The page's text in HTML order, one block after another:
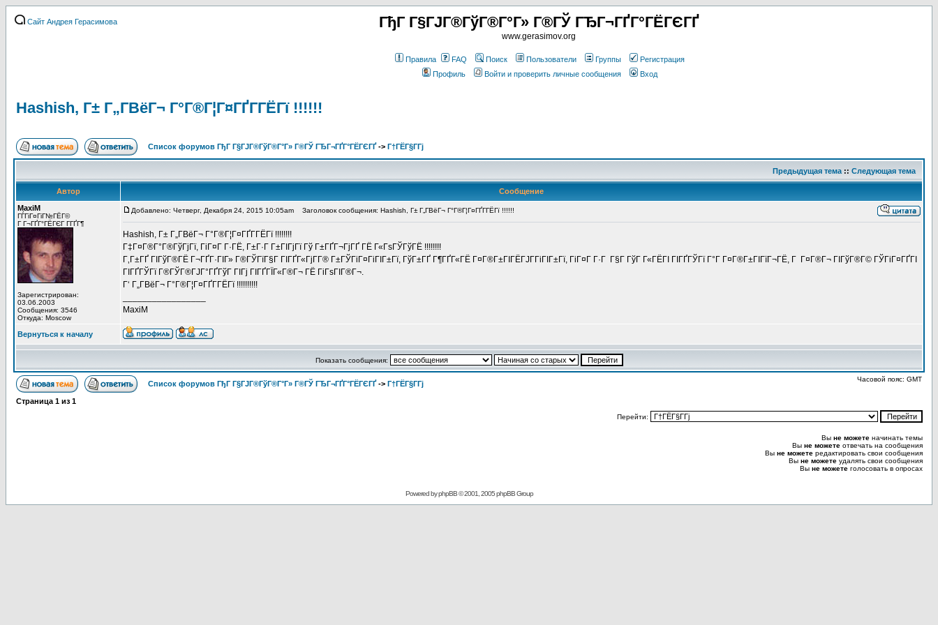
Сайт Андрея Герасимова ГђГ Г§ГЈГ®ГўГ®Г°Г» Г®ГЎ ГЂГ¬ГҐГ°ГЁГЄГҐ
www.gerasimov.org
Правила FAQ Поиск Пользователи Группы
Регистрация
Профиль
Войти и проверить личные сообщения Вход
Hashish, Г± Г„Г­ВёГ¬ Г°Г®Г¦Г¤ГҐГ­ГЁГї !!!!!!
Список форумов ГђГ Г§ГЈГ®ГўГ®Г°Г» Г®ГЎ ГЂГ¬ГҐГ°ГЁГЄГҐ-> Г†ГЁГ§Г­Гј
Предыдущая тема :: Следующая тема
Автор
Сообщение
MaxiM
ГЃГіГ¤ГіГ№ГЁГ©
Г Г¬ГҐГ°ГЁГЄГ Г­ГҐГ¶
Зарегистрирован:
03.06.2003
Сообщения: 3546
Откуда: Moscow
Добавлено: Четверг, Декабря 24, 2015 10:05am Заголовок сообщения: Hashish, Г± Г„Г­ВёГ¬ Г°Г®Г¦Г¤ГҐГ­ГЁГї !!!!!!
Hashish, Г± Г„Г­ВёГ¬ Г°Г®Г¦Г¤ГҐГ­ГЁГї !!!!!!!!
Г‡Г¤Г®Г°Г®ГўГјГї, ГіГ¤Г Г·ГЁ, Г±Г·Г Г±ГІГјГї Гў Г±ГҐГ¬ГјГҐ ГЁ Г«ГѕГЎГўГЁ !!!!!!!!
Г‚Г±ГҐ ГІГўГ®ГЁ Г¬ГҐГ·ГІГ» Г®ГЎГїГ§Г ГІГҐГ«ГјГ­Г® Г±ГЎГіГ¤ГіГІГ±Гї, ГўГ±ГҐ Г¶ГҐГ«ГЁ Г¤Г®Г±ГІГЁГЈГ­ГіГІГ±Гї, ГіГ¤Г Г·Г Г§Г ГўГ Г«ГЁГІ ГІГҐГЎГї Г°Г Г¤Г®Г±ГІГїГ¬ГЁ, Г Г¤Г®Г¬ ГІГўГ®Г© ГЎГіГ¤ГҐГІ
ГІГҐГЎГї Г®ГЎГ®ГЈГ°ГҐГўГ ГІГј ГІГҐГЇГ«Г®Г¬ ГЁ ГіГѕГІГ®Г¬.
Г‘ Г„Г­ВёГ¬ Г°Г®Г¦Г¤ГҐГ­ГЁГї !!!!!!!!!!
MaxiM
Вернуться к началу
Показать сообщения:
Список форумов ГђГ Г§ГЈГ®ГўГ®Г°Г» Г®ГЎ ГЂГ¬ГҐГ°ГЁГЄГҐ-> Г†ГЁГ§Г­Гј
Часовой пояс: GMT
Страница 1 из 1
Перейти:
Вы не можете начинать темы
Вы не можете отвечать на сообщения
Вы не можете редактировать свои сообщения
Вы не можете удалять свои сообщения
Вы не можете голосовать в опросах
Powered byphpBB© 2001, 2005 phpBB Group